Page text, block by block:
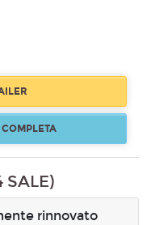
SALE)
rinnovato